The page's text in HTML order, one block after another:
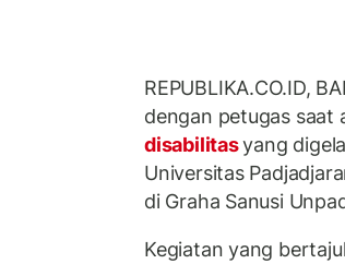
REPUBLIKA.CO.ID,
dengan petugas saat
disabilitasyang
Universitas
di Graha Sanusi
Kegiatan yang